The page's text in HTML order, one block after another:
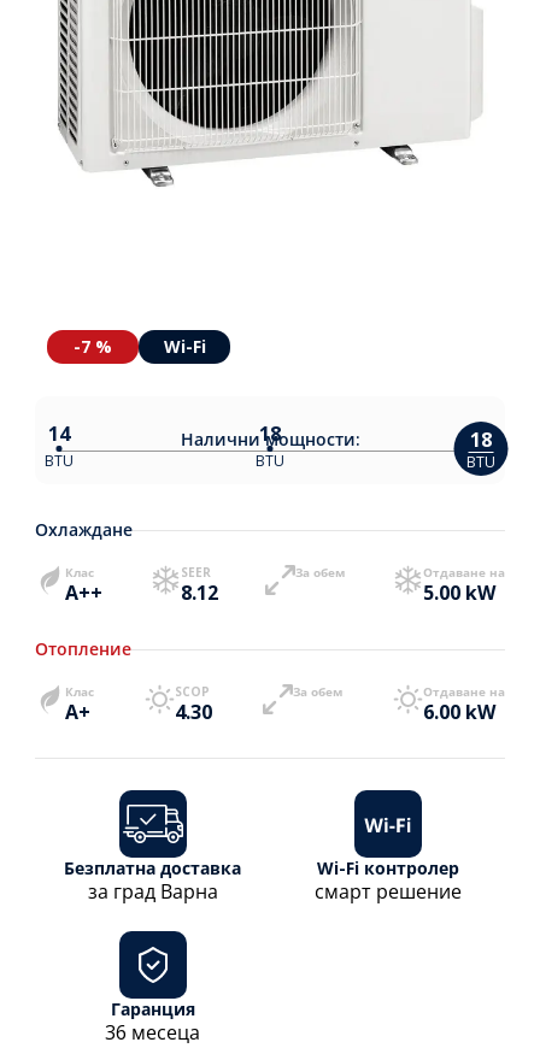
-7 % Wi-Fi
Наличнимощности:
14
BTU
18
BTU
18
BTU
Охлаждане
Клас
A++
SEER
8.12
За обем Отдаване на
5.00 kW
Отопление
Клас
A+
SCOP
4.30
За обем Отдаване на
6.00 kW
Безплатна доставка
за град Варна
Wi-Fi контролер
смарт решение
Гаранция
36 месеца